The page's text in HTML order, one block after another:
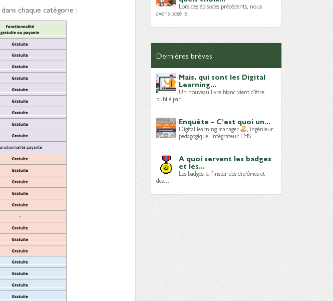
dans chaque catégorie : Lors des épisodes précédents, nous
avons posé le…
Dernières brèves
Mais, qui sont les Digital
Learning...
Un nouveau livre blanc vient d’être
publié par…
Enquête – C’est quoi un...
Digital learning manager , ingénieur
pédagogique, intégrateur LMS…
A quoi servent les badges
et les...
Les badges, à l’instar des diplômes et
des…